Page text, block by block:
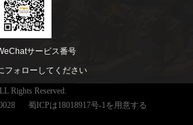
サービス番号
フォローしてください
Rights Reserved.
蜀ICPは18018917号-1を用意する